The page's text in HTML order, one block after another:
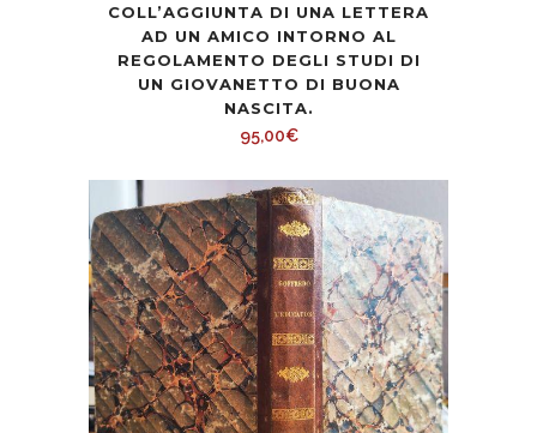
COLL’AGGIUNTA DI UNA LETTERA
AD UN AMICO INTORNO AL
REGOLAMENTO DEGLI STUDI DI
UN GIOVANETTO DI BUONA
NASCITA.
95,00€